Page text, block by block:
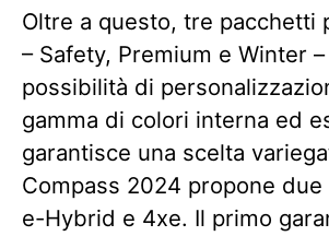
Oltre a questo, tre pacchetti
– Safety, Premium e Winter
possibilità di
gamma di colori interna ed
garantisce una scelta
Compass 2024 propone
e-Hybrid e 4xe. Il primo